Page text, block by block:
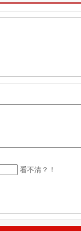
看不清？！